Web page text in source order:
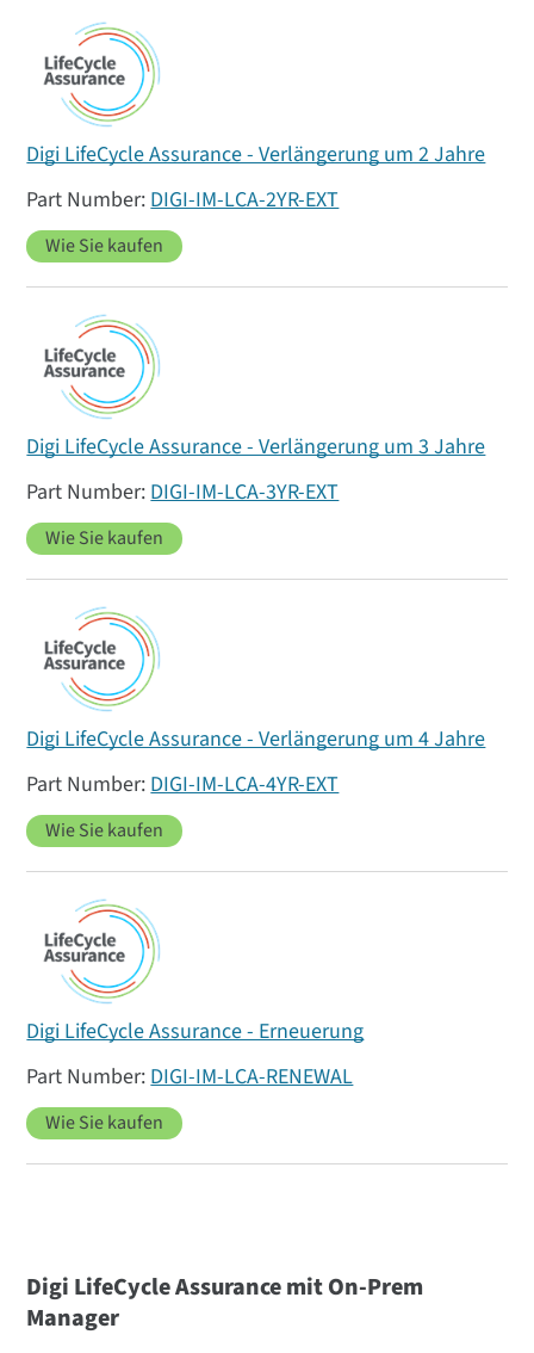
Digi LifeCycle Assurance - Verlängerung um 2 Jahre
DIGI-IM-LCA-2YR-EXT
Wie Sie kaufen
Digi LifeCycle Assurance - Verlängerung um 3 Jahre
DIGI-IM-LCA-3YR-EXT
Wie Sie kaufen
Digi LifeCycle Assurance - Verlängerung um 4 Jahre
DIGI-IM-LCA-4YR-EXT
Wie Sie kaufen
Digi LifeCycle Assurance - Erneuerung
DIGI-IM-LCA-RENEWAL
Wie Sie kaufen
Digi LifeCycle Assurance mit On-Prem
Manager